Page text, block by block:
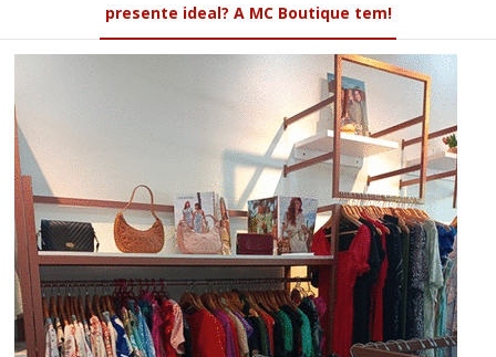
presente ideal? A MC Boutique tem!